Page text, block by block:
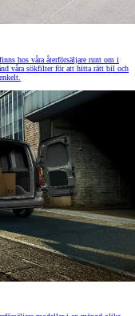
hos våra återförsäljare runt om i
våra sökfilter för att hitta rätt bil och